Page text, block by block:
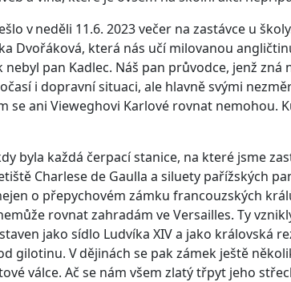
v neděli 11.6. 2023 večer na zastávce u
Dvořáková, která nás učí milovanou
nebyl pan Kadlec. Náš pan průvodce, jenž
i dopravní situaci, ale hlavně svými
se ani Vieweghovi Karlové rovnat nemohou.
byla každá čerpací stanice, na které jsme
Charlese de Gaulla a siluety pařížských
o přepychovém zámku francouzských
rovnat zahradám ve Versailles. Ty
jako sídlo Ludvíka XIV a jako
gilotinu. V dějinách se pak zámek ještě
válce. Ač se nám všem zlatý třpyt jeho